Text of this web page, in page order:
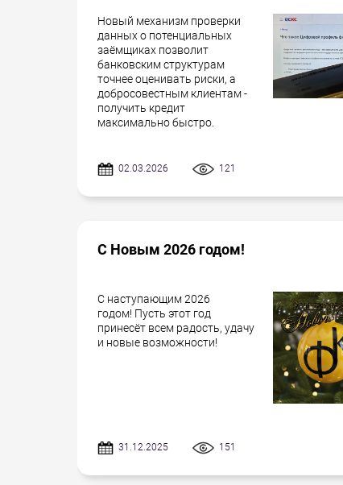
Новый механизм проверки
данных о потенциальных
заёмщиках позволит
банковским структурам
точнее оценивать риски, а
добросовестным клиентам -
получить кредит
максимально быстро.
02.03.2026 121
С Новым 2026 годом!
С наступающим 2026
годом! Пусть этот год
принесёт всем радость, удачу
и новые возможности!
31.12.2025 151